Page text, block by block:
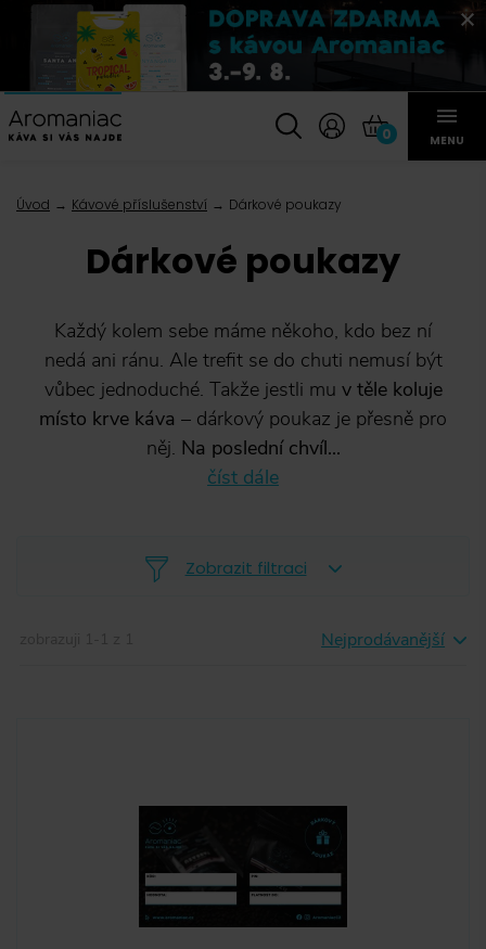
0 MENU
Úvod Kávové příslušenství Dárkové poukazy
Dárkové poukazy
Každý kolem sebe máme někoho, kdo bez ní
nedá ani ránu. Ale trefit se do chuti nemusí být
vůbec jednoduché. Takže jestli mu v těle koluje
místo krve káva – dárkový poukaz je přesně pro
něj. Na poslední chvíl...
číst dále
Zobrazit filtraci
1)
Nejprodávanější